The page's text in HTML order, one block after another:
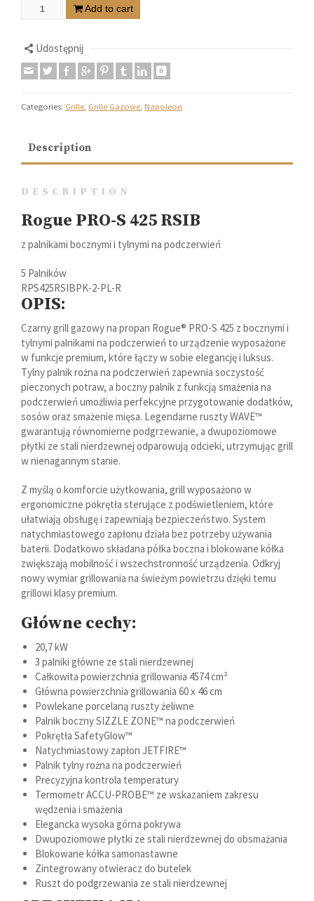
Add to cart
Udostępnij
Categories: Grille, Grille Gazowe, Napoleon
Description
DESCRIPTION
Rogue PRO-S 425 RSIB
z palnikami bocznymi i tylnymi na podczerwień
5 Palników
RPS425RSIBPK-2-PL-R
OPIS:
Czarny grill gazowy na propan Rogue® PRO-S 425 z bocznymi i
tylnymi palnikami na podczerwień to urządzenie wyposażone
w funkcje premium, które łączy w sobie elegancję i luksus.
Tylny palnik rożna na podczerwień zapewnia soczystość
pieczonych potraw, a boczny palnik z funkcją smażenia na
podczerwień umożliwia perfekcyjne przygotowanie dodatków,
sosów oraz smażenie mięsa. Legendarne ruszty WAVE™
gwarantują równomierne podgrzewanie, a dwupoziomowe
płytki ze stali nierdzewnej odparowują odcieki, utrzymując grill
w nienagannym stanie.
Z myślą o komforcie użytkowania, grill wyposażono w
ergonomiczne pokrętła sterujące z podświetleniem, które
ułatwiają obsługę i zapewniają bezpieczeństwo. System
natychmiastowego zapłonu działa bez potrzeby używania
baterii. Dodatkowo składana półka boczna i blokowane kółka
zwiększają mobilność i wszechstronność urządzenia. Odkryj
nowy wymiar grillowania na świeżym powietrzu dzięki temu
grillowi klasy premium.
Główne cechy:
20,7 kW
3 palniki główne ze stali nierdzewnej
Całkowita powierzchnia grillowania 4574 cm²
Główna powierzchnia grillowania 60 x 46 cm
Powlekane porcelaną ruszty żeliwne
Palnik boczny SIZZLE ZONE™ na podczerwień
Pokrętła SafetyGlow™
Natychmiastowy zapłon JETFIRE™
Palnik tylny rożna na podczerwień
Precyzyjna kontrola temperatury
Termometr ACCU-PROBE™ ze wskazaniem zakresu
wędzenia i smażenia
Elegancka wysoka górna pokrywa
Dwupoziomowe płytki ze stali nierdzewnej do obsmażania
Blokowane kółka samonastawne
Zintegrowany otwieracz do butelek
Ruszt do podgrzewania ze stali nierdzewnej